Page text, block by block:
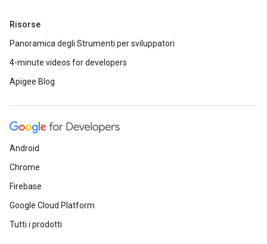
Risorse
Panoramica degli Strumenti per sviluppatori
4-minute videos for developers
Apigee Blog
Android
Chrome
Firebase
Google Cloud Platform
Tutti i prodotti